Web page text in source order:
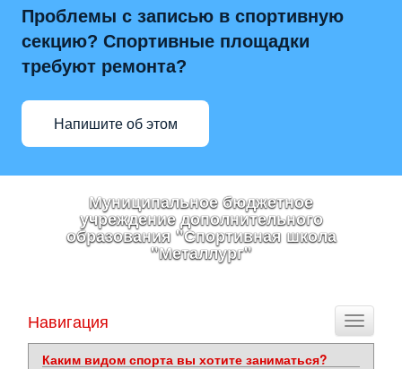
Проблемы с записью в спортивную
секцию? Спортивные площадки
требуют ремонта?
Напишите об этом
Муниципальное бюджетное
учреждение дополнительного
образования "Спортивная школа
"Металлург"
Toggle
Навигация
Каким видом спорта вы хотите заниматься?